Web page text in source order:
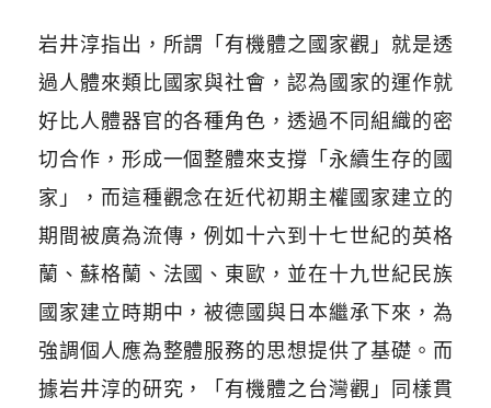
岩井淳指出，所謂「有機體之國家觀」就是透
過人體來類比國家與社會，認為國家的運作就
好比人體器官的各種角色，透過不同組織的密
切合作，形成一個整體來支撐「永續生存的國
家」，而這種觀念在近代初期主權國家建立的
期間被廣為流傳，例如十六到十七世紀的英格
蘭、蘇格蘭、法國、東歐，並在十九世紀民族
國家建立時期中，被德國與日本繼承下來，為
強調個人應為整體服務的思想提供了基礎。而
據岩井淳的研究，「有機體之台灣觀」同樣貫